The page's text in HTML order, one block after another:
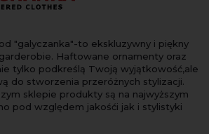
"galyczanka"-to ekskluzywny i piękny
Haftowane ornamenty oraz
tylko podkreślą Twoją wyjątkowość,ale
do stworzenia przeróżnych stylizacji.
sklepie produkty są na najwyższym
pod względem jakośći jak i stylistyki